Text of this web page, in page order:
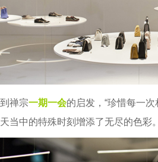
禅宗一期一会的启发，“珍惜每一
当中的特殊时刻增添了无尽的色彩。